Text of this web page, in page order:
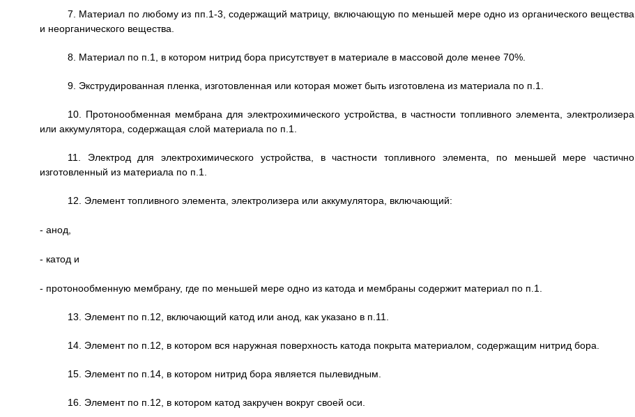
7. Материал по любому из пп.1-3, содержащий матрицу, включающую по меньшей мере одно из органического вещества
и неорганического вещества.
8. Материал по п.1, в котором нитрид бора присутствует в материале в массовой доле менее 70%.
9. Экструдированная пленка, изготовленная или которая может быть изготовлена из материала по п.1.
10. Протонообменная мембрана для электрохимического устройства, в частности топливного элемента, электролизера
или аккумулятора, содержащая слой материала по п.1.
11. Электрод для электрохимического устройства, в частности топливного элемента, по меньшей мере частично
изготовленный из материала по п.1.
12. Элемент топливного элемента, электролизера или аккумулятора, включающий:
- анод,
- катод и
- протонообменную мембрану, где по меньшей мере одно из катода и мембраны содержит материал по п.1.
13. Элемент по п.12, включающий катод или анод, как указано в п.11.
14. Элемент по п.12, в котором вся наружная поверхность катода покрыта материалом, содержащим нитрид бора.
15. Элемент по п.14, в котором нитрид бора является пылевидным.
16. Элемент по п.12, в котором катод закручен вокруг своей оси.